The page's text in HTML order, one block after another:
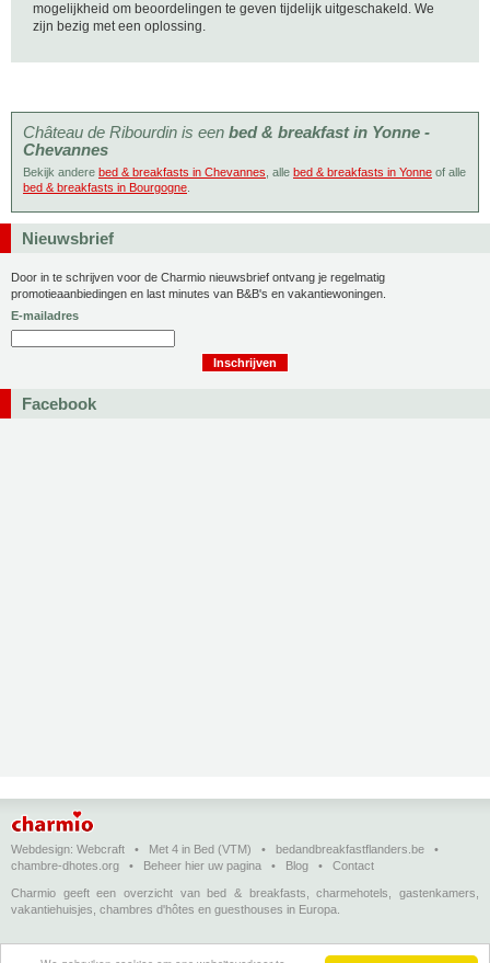
mogelijkheid om beoordelingen te geven tijdelijk uitgeschakeld. We
zijn bezig met een oplossing.
Château de Ribourdin is een bed & breakfast in Yonne -
Chevannes
Bekijk andere bed & breakfasts in Chevannes , alle bed & breakfasts in Yonne of alle
bed & breakfasts in Bourgogne
Nieuwsbrief
Door in te schrijven voor de Charmio nieuwsbrief ontvang je regelmatig
promotieaanbiedingen en last minutes van B&B's en vakantiewoningen.
E-mailadres
Facebook
Webdesign: Webcraft • Met 4 in Bed (VTM) • bedandbreakfastflanders.be •
chambre-dhotes.org • Beheer hier uw pagina • Blog • Contact
Charmio geeft een overzicht van bed & breakfasts, charmehotels, gastenkamers,
vakantiehuisjes, chambres d'hôtes en guesthouses in Europa.
Bed & breakfasts, charmehotels en vakantiehuizen (in het Nederlands)•Chambres